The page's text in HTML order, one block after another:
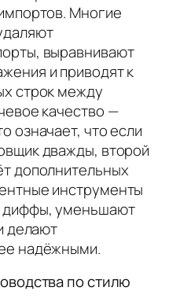
Многие
выравнивают
и приводят к
строк между
качество —
означает, что если
дважды, второй
дополнительных
инструменты
диффы, уменьшают
делают
надёжными.
по стилю